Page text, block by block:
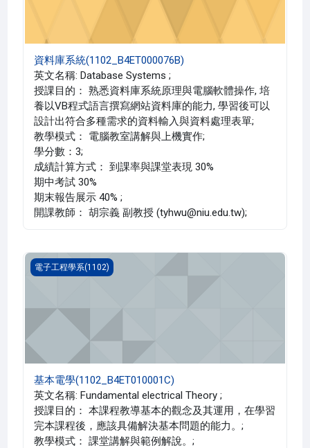
資料庫系統(1102_B4ET000076B)
英文名稱: Database Systems ;
授課目的： 熟悉資料庫系統原理與電腦軟體操作, 培
養以VB程式語言撰寫網站資料庫的能力, 學習後可以
設計出符合多種需求的資料輸入與資料處理表單;
教學模式： 電腦教室講解與上機實作;
學分數：3;
成績計算方式： 到課率與課堂表現 30%
期中考試 30%
期末報告展示 40% ;
開課教師： 胡宗義 副教授 (tyhwu@niu.edu.tw);
基本電學(1102_B4ET010001C)
電子工程學系(1102)
基本電學(1102_B4ET010001C)
英文名稱: Fundamental electrical Theory ;
授課目的： 本課程教導基本的觀念及其運用，在學習
完本課程後，應該具備解決基本問題的能力。;
教學模式： 課堂講解與範例解說。;